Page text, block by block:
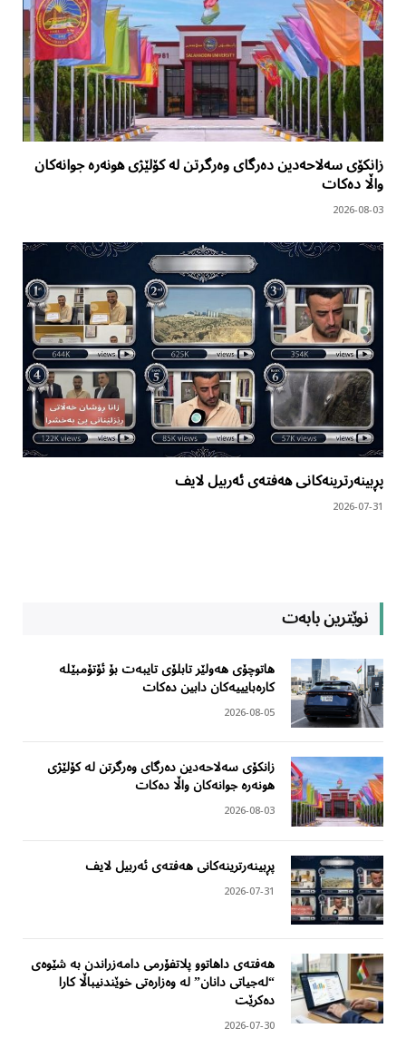
زانکۆی سەلاحەدین دەرگای وەرگرتن لە کۆلێژی هونەرە جوانەکان
واڵا دەکات
2026-08-03
پڕبینەرترینەکانی هەفتەی ئەربیل لایف
2026-07-31
نوێترین بابەت
هاتوچۆی هەولێر تابلۆی تایبەت بۆ ئۆتۆمبێلە
کارەبایییەکان دابین دەکات
2026-08-05
زانکۆی سەلاحەدین دەرگای وەرگرتن لە کۆلێژی
هونەرە جوانەکان واڵا دەکات
2026-08-03
پڕبینەرترینەکانی هەفتەی ئەربیل لایف
2026-07-31
هەفتەی داهاتوو پلاتفۆرمی دامەزراندن بە شێوەی
“لەجیاتی دانان” لە وەزارەتی خوێندنیباڵا کارا
دەکرێت
2026-07-30